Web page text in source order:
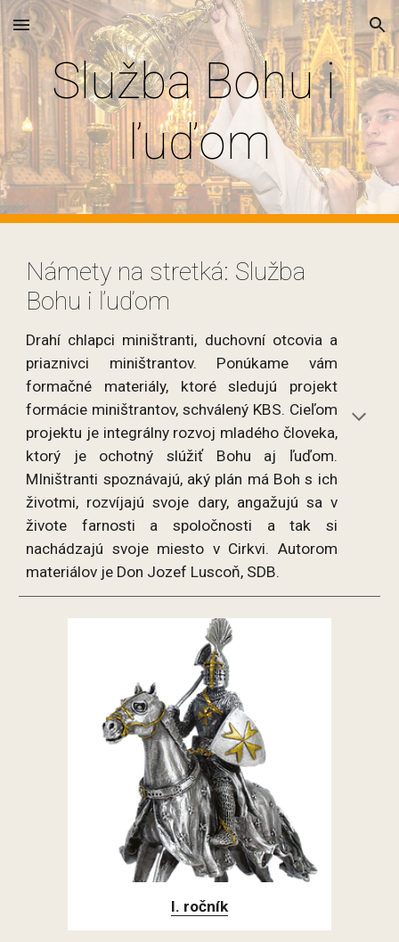
Skip to main content Skip to navigation
Služba Bohu i
ľuďom
Námety na stretká: Služba
Bohu i ľuďom
Drahí chlapci miništranti, duchovní otcovia a
priaznivci miništrantov. Ponúkame vám
formačné materiály, ktoré sledujú projekt
formácie miništrantov, schválený KBS. Cieľom
projektu je integrálny rozvoj mladého človeka,
ktorý je ochotný slúžiť Bohu aj ľuďom.
MIništranti spoznávajú, aký plán má Boh s ich
životmi, rozvíjajú svoje dary, angažujú sa v
živote farnosti a spoločnosti a tak si
nachádzajú svoje miesto v Cirkvi. Autorom
materiálov je Don Jozef Luscoň, SDB.
I. ročník